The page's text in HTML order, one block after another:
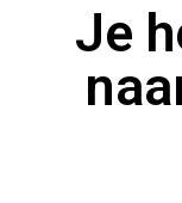
Je